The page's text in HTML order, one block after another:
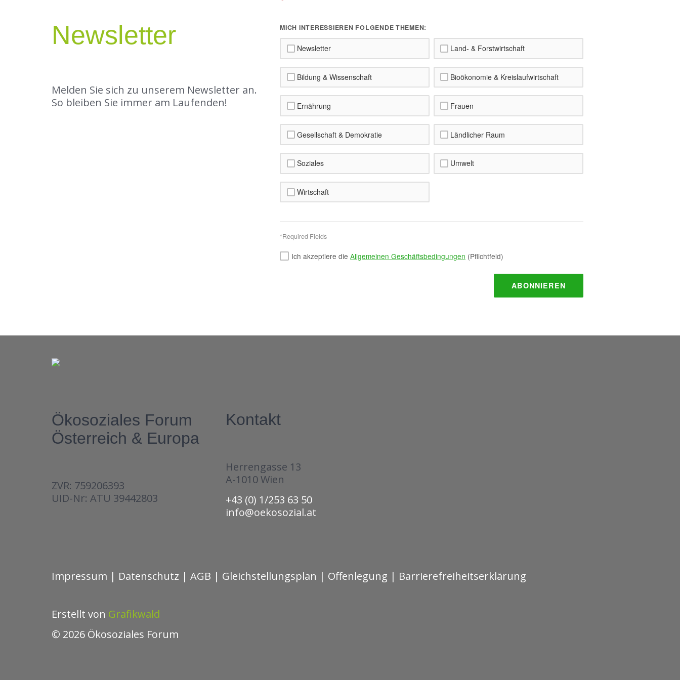
Newsletter
Melden Sie sich zu unserem Newsletter an.
So bleiben Sie immer am Laufenden!
MICH INTERESSIEREN FOLGENDE THEMEN:
Newsletter Land- & Forstwirtschaft
Bildung & Wissenschaft Bioökonomie & Kreislaufwirtschaft
Ernährung Frauen
Gesellschaft & Demokratie Ländlicher Raum
Soziales Umwelt
Wirtschaft
*Required Fields
Ich akzeptiere dieAllgemeinen Geschäftsbedingungen (Pflichtfeld)
Ökosoziales Forum
Österreich & Europa
ZVR: 759206393
UID-Nr: ATU 39442803
Kontakt
Herrengasse 13
A-1010 Wien
+43 (0) 1/253 63 50
info@oekosozial.at
Impressum | Datenschutz | AGB | Gleichstellungsplan | Offenlegung | Barrierefreiheitserklärung
Erstellt von Grafikwald
© 2026 Ökosoziales Forum